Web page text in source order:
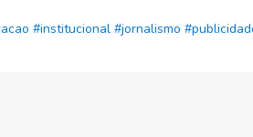
#institucional #jornalismo